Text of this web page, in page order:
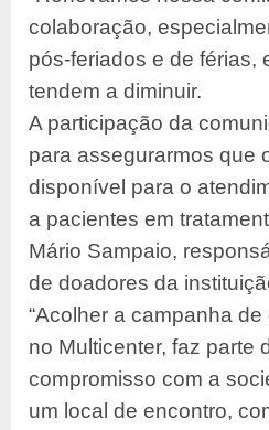
colaboração,
pós-feriados e de férias,
tendem a diminuir.
A participação da
para assegurarmos que
disponível para o
a pacientes em
Mário Sampaio,
de doadores da
“Acolher a campanha
no Multicenter, faz parte
compromisso com a
um local de encontro,